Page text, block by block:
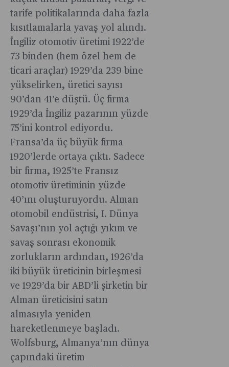
tarife politikalarında daha fazla
kısıtlamalarla yavaş yol alındı.
İngiliz otomotiv üretimi 1922’de
73 binden (hem özel hem de
ticari araçlar) 1929’da 239 bine
yükselirken, üretici sayısı
90’dan 41’e düştü. Üç firma
1929’da İngiliz pazarının yüzde
75’ini kontrol ediyordu.
Fransa’da üç büyük firma
1920’lerde ortaya çıktı. Sadece
bir firma, 1925’te Fransız
otomotiv üretiminin yüzde
40’ını oluşturuyordu. Alman
otomobil endüstrisi, I. Dünya
Savaşı’nın yol açtığı yıkım ve
savaş sonrası ekonomik
zorlukların ardından, 1926’da
iki büyük üreticinin birleşmesi
ve 1929’da bir ABD’li şirketin bir
Alman üreticisini satın
almasıyla yeniden
hareketlenmeye başladı.
Wolfsburg, Almanya’nın dünya
çapındaki üretim